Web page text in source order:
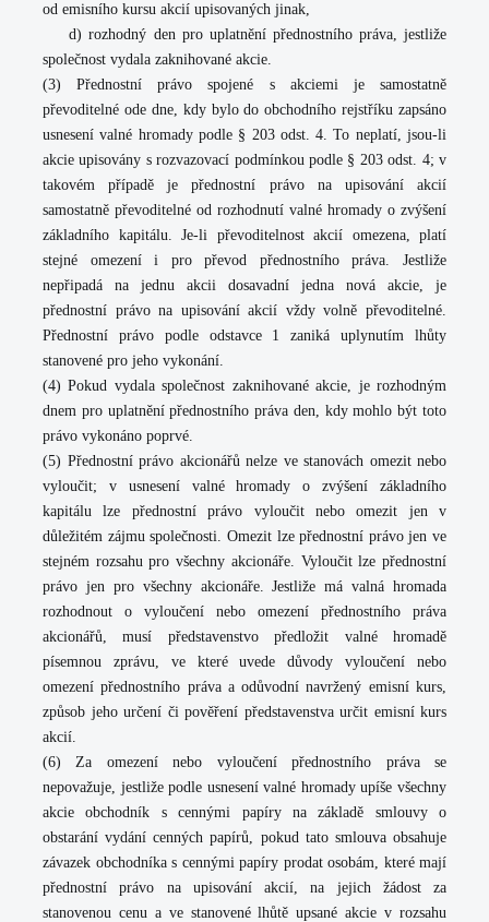
od emisního kursu akcií upisovaných jinak,
d) rozhodný den pro uplatnění přednostního práva, jestliže
společnost vydala zaknihované akcie.
(3) Přednostní právo spojené s akciemi je samostatně
převoditelné ode dne, kdy bylo do obchodního rejstříku zapsáno
usnesení valné hromady podle § 203 odst. 4. To neplatí, jsou-li
akcie upisovány s rozvazovací podmínkou podle § 203 odst. 4; v
takovém případě je přednostní právo na upisování akcií
samostatně převoditelné od rozhodnutí valné hromady o zvýšení
základního kapitálu. Je-li převoditelnost akcií omezena, platí
stejné omezení i pro převod přednostního práva. Jestliže
nepřipadá na jednu akcii dosavadní jedna nová akcie, je
přednostní právo na upisování akcií vždy volně převoditelné.
Přednostní právo podle odstavce 1 zaniká uplynutím lhůty
stanovené pro jeho vykonání.
(4) Pokud vydala společnost zaknihované akcie, je rozhodným
dnem pro uplatnění přednostního práva den, kdy mohlo být toto
právo vykonáno poprvé.
(5) Přednostní právo akcionářů nelze ve stanovách omezit nebo
vyloučit; v usnesení valné hromady o zvýšení základního
kapitálu lze přednostní právo vyloučit nebo omezit jen v
důležitém zájmu společnosti. Omezit lze přednostní právo jen ve
stejném rozsahu pro všechny akcionáře. Vyloučit lze přednostní
právo jen pro všechny akcionáře. Jestliže má valná hromada
rozhodnout o vyloučení nebo omezení přednostního práva
akcionářů, musí představenstvo předložit valné hromadě
písemnou zprávu, ve které uvede důvody vyloučení nebo
omezení přednostního práva a odůvodní navržený emisní kurs,
způsob jeho určení či pověření představenstva určit emisní kurs
akcií.
(6) Za omezení nebo vyloučení přednostního práva se
nepovažuje, jestliže podle usnesení valné hromady upíše všechny
akcie obchodník s cennými papíry na základě smlouvy o
obstarání vydání cenných papírů, pokud tato smlouva obsahuje
závazek obchodníka s cennými papíry prodat osobám, které mají
přednostní právo na upisování akcií, na jejich žádost za
stanovenou cenu a ve stanovené lhůtě upsané akcie v rozsahu